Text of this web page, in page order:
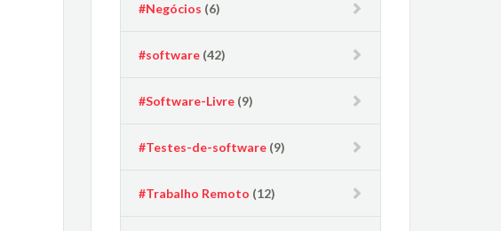
#Negócios (6)
#software (42)
#Software-Livre (9)
#Testes-de-software (9)
#Trabalho Remoto (12)